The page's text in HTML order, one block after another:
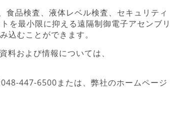
品検査、液体レベル検査、セキュリティ
を最小限に抑える遠隔制御電子アセンブリ
込むことができます。
および情報については、
447-6500または、弊社のホームページ